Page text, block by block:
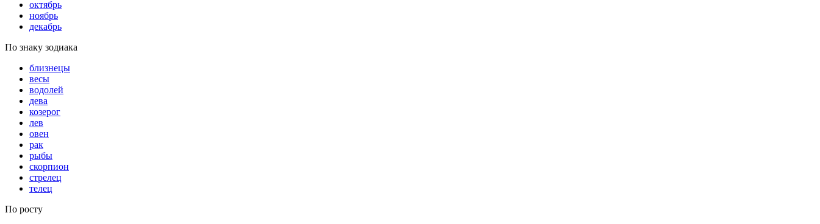
октябрь
ноябрь
декабрь
По знаку зодиака
близнецы
весы
водолей
дева
козерог
лев
овен
рак
рыбы
скорпион
стрелец
телец
По росту